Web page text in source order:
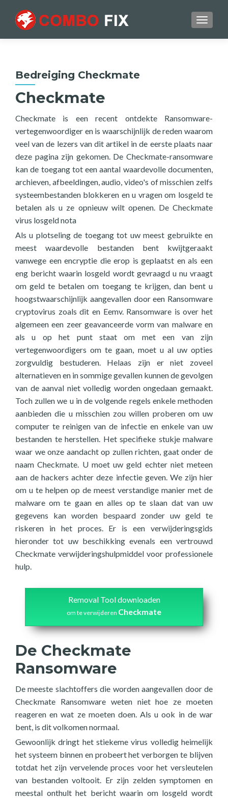
Bedreiging Checkmate
Checkmate
Checkmate is een recent ontdekte Ransomware-
vertegenwoordiger en is waarschijnlijk de reden waarom
veel van de lezers van dit artikel in de eerste plaats naar
deze pagina zijn gekomen. De Checkmate-ransomware
kan de toegang tot een aantal waardevolle documenten,
archieven, afbeeldingen, audio, video's of misschien zelfs
systeembestanden blokkeren en u vragen om losgeld te
betalen als u ze opnieuw wilt openen. De Checkmate
virus losgeld nota
Als u plotseling de toegang tot uw meest gebruikte en
meest waardevolle bestanden bent kwijtgeraakt
vanwege een encryptie die erop is geplaatst en als een
eng bericht waarin losgeld wordt gevraagd u nu vraagt
om geld te betalen om toegang te krijgen, dan bent u
hoogstwaarschijnlijk aangevallen door een Ransomware
cryptovirus zoals dit en Eemv. Ransomware is over het
algemeen een zeer geavanceerde vorm van malware en
als u op het punt staat om met een van zijn
vertegenwoordigers om te gaan, moet u al uw opties
zorgvuldig bestuderen. Helaas zijn er niet zoveel
alternatieven en in sommige gevallen kunnen de gevolgen
van de aanval niet volledig worden ongedaan gemaakt.
Toch zullen we u in de volgende regels enkele methoden
aanbieden die u misschien zou willen proberen om uw
computer te reinigen van de infectie en enkele van uw
bestanden te herstellen. Het specifieke stukje malware
waar we onze aandacht op zullen richten, gaat onder de
naam Checkmate. U moet uw geld echter niet meteen
aan de hackers achter deze infectie geven. We zijn hier
om u te helpen op de meest verstandige manier met de
malware om te gaan en alles op te slaan dat van uw
gegevens kan worden bespaard zonder uw geld te
riskeren in het proces. Er is een verwijderingsgids
hieronder tot uw beschikking evenals een vertrouwd
Checkmate verwijderingshulpmiddel voor professionele
hulp.
Removal Tool downloaden
om te verwijderen Checkmate
De Checkmate
Ransomware
De meeste slachtoffers die worden aangevallen door de
Checkmate Ransomware weten niet hoe ze moeten
reageren en wat ze moeten doen. Als u ook in de war
bent, is dit volkomen normaal.
Gewoonlijk dringt het stiekeme virus volledig heimelijk
het systeem binnen en probeert het verborgen te blijven
totdat het zijn vervelende proces voor het versleutelen
van bestanden voltooit. Er zijn zelden symptomen en
meestal onthult het bericht waarin om losgeld wordt